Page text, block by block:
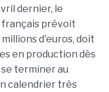
dernier, le
français prévoit
d'euros, doit
en production dès
terminer au
calendrier très